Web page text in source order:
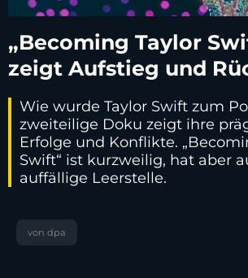
„Becoming Taylor
zeigt Aufstieg und
Wie wurde Taylor Swift zum
zweiteilige Doku zeigt ihre
Erfolge und Konflikte.
Swift“ ist kurzweilig, hat aber
auffällige Leerstelle.
von dpa